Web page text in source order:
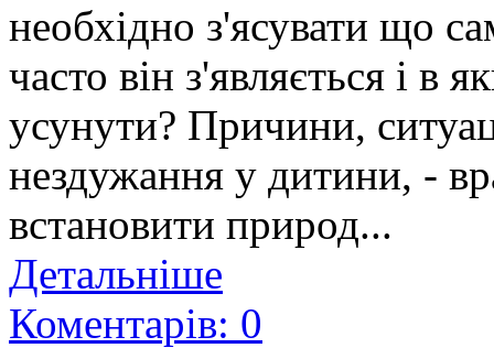
необхідно з'ясувати що
часто він з'являється і в
усунути? Причини,
нездужання у дитини, -
встановити природ...
Детальніше
Коментарів: 0